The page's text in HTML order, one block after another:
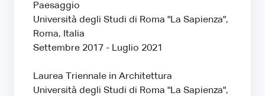
Paesaggio
Università degli Studi di Roma "La Sapienza",
Roma, Italia
Settembre 2017 - Luglio 2021
Laurea Triennale in Architettura
Università degli Studi di Roma "La Sapienza",